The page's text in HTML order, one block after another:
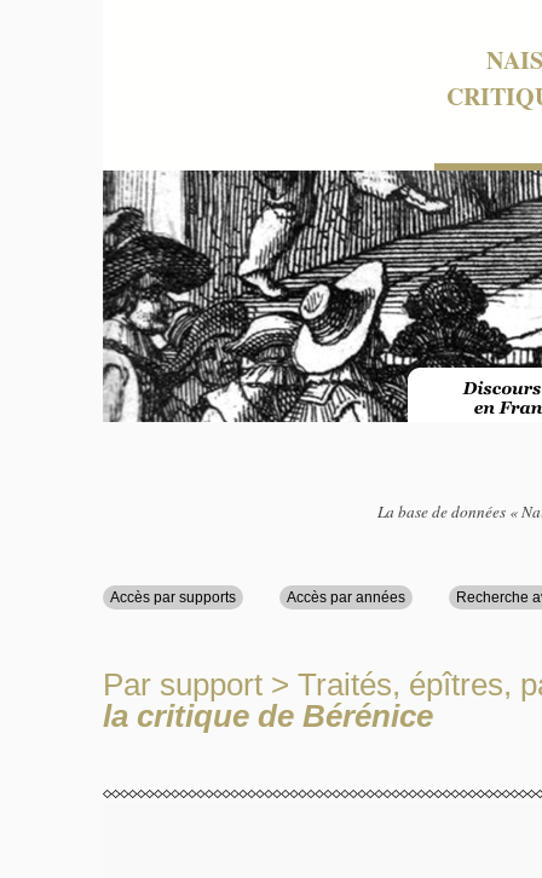
La base de données «
Accès par supports Accès par années Recherche
Par support > Traités, épîtres,
la critique de Bérénice